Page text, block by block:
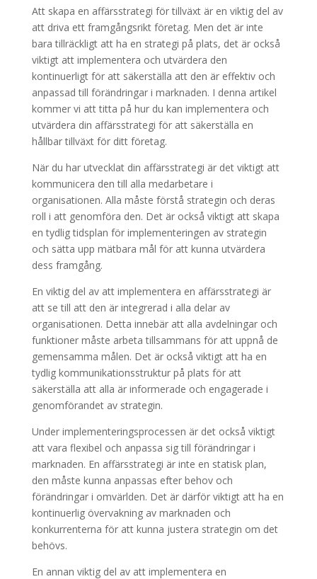
Att skapa en affärsstrategi för tillväxt är en viktig del av
att driva ett framgångsrikt företag. Men det är inte
bara tillräckligt att ha en strategi på plats, det är också
viktigt att implementera och utvärdera den
kontinuerligt för att säkerställa att den är effektiv och
anpassad till förändringar i marknaden. I denna artikel
kommer vi att titta på hur du kan implementera och
utvärdera din affärsstrategi för att säkerställa en
hållbar tillväxt för ditt företag.
När du har utvecklat din affärsstrategi är det viktigt att
kommunicera den till alla medarbetare i
organisationen. Alla måste förstå strategin och deras
roll i att genomföra den. Det är också viktigt att skapa
en tydlig tidsplan för implementeringen av strategin
och sätta upp mätbara mål för att kunna utvärdera
dess framgång.
En viktig del av att implementera en affärsstrategi är
att se till att den är integrerad i alla delar av
organisationen. Detta innebär att alla avdelningar och
funktioner måste arbeta tillsammans för att uppnå de
gemensamma målen. Det är också viktigt att ha en
tydlig kommunikationsstruktur på plats för att
säkerställa att alla är informerade och engagerade i
genomförandet av strategin.
Under implementeringsprocessen är det också viktigt
att vara flexibel och anpassa sig till förändringar i
marknaden. En affärsstrategi är inte en statisk plan,
den måste kunna anpassas efter behov och
förändringar i omvärlden. Det är därför viktigt att ha en
kontinuerlig övervakning av marknaden och
konkurrenterna för att kunna justera strategin om det
behövs.
En annan viktig del av att implementera en